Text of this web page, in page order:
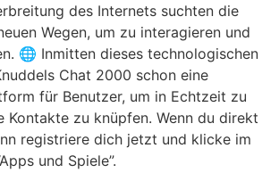
des Internets suchten die
Wegen, um zu interagieren und
🌐 Inmitten dieses technologischen
Chat 2000 schon eine
für Benutzer, um in Echtzeit zu
Kontakte zu knüpfen. Wenn du direkt
registriere dich jetzt und klicke im
und Spiele”.